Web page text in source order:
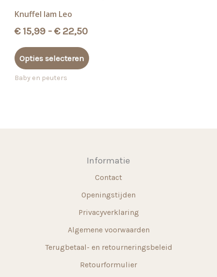
Knuffel lam Leo
€15,99 - €22,50Prijsklasse:
tot
Opties selecteren product
worden
op
de
Baby en peuters
Informatie
Contact
Openingstijden
Privacyverklaring
Algemene voorwaarden
Terugbetaal- en retourneringsbeleid
Retourformulier